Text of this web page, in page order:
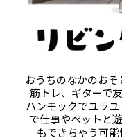
おうちのなかのお
筋トレ、ギターで
ハンモックでユラ
で仕事やペットと
もできちゃう可能